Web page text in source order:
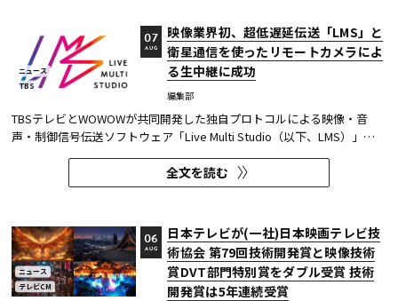
ニュース
TBS
映像業界初、超低遅延伝送「LMS」と
衛星通信を使ったリモートカメラによ
る生中継に成功
編集部
07
AUG
TBSテレビとWOWOWが共同開発した独自プロトコルによる映像・音
声・制御信号伝送ソフトウェア「Live Multi Studio（以下、LMS）」
が、JCOM株式会社（以下、J:COM）の生中継の特別番組に採用され
た。2026年6月16日にJ:COMが放送した『北海道神宮例祭 神輿渡御』に
おいて、J:COMチャンネル（※1）、地域情報アプリ「ど・ろーかる」
全文を読む
ニュース
テレビCM
日本テレビが(一社)日本映画テレビ技
術協会 第79回技術開発賞と映像技術
賞DVT部門特別賞をダブル受賞 技術
開発賞は5年連続受賞
06
AUG